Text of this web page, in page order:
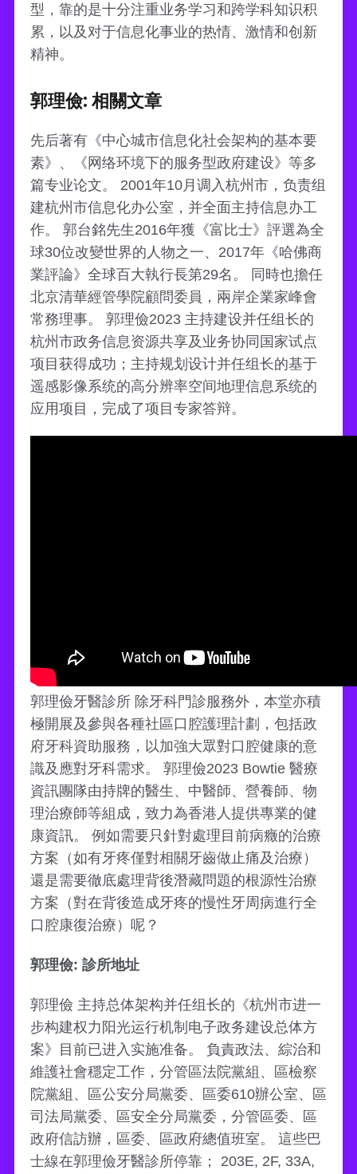
型，靠的是十分注重业务学习和跨学科知识积
累，以及对于信息化事业的热情、激情和创新
精神。
郭理儉: 相關文章
先后著有《中心城市信息化社会架构的基本要
素》、《网络环境下的服务型政府建设》等多
篇专业论文。 2001年10月调入杭州市，负责组
建杭州市信息化办公室，并全面主持信息办工
作。 郭台銘先生2016年獲《富比士》評選為全
球30位改變世界的人物之一、2017年《哈佛商
業評論》全球百大執行長第29名。 同時也擔任
北京清華經管學院顧問委員，兩岸企業家峰會
常務理事。 郭理儉2023 主持建设并任组长的
杭州市政务信息资源共享及业务协同国家试点
项目获得成功；主持规划设计并任组长的基于
遥感影像系统的高分辨率空间地理信息系统的
应用项目，完成了项目专家答辩。
郭理儉牙醫診所 除牙科門診服務外，本堂亦積
極開展及參與各種社區口腔護理計劃，包括政
府牙科資助服務，以加強大眾對口腔健康的意
識及應對牙科需求。 郭理儉2023 Bowtie 醫療
資訊團隊由持牌的醫生、中醫師、營養師、物
理治療師等組成，致力為香港人提供專業的健
康資訊。 例如需要只針對處理目前病癥的治療
方案（如有牙疼僅對相關牙齒做止痛及治療）
還是需要徹底處理背後潛藏問題的根源性治療
方案（對在背後造成牙疼的慢性牙周病進行全
口腔康復治療）呢？
郭理儉: 診所地址
郭理儉 主持总体架构并任组长的《杭州市进一
步构建权力阳光运行机制电子政务建设总体方
案》目前已进入实施准备。 負責政法、綜治和
維護社會穩定工作，分管區法院黨組、區檢察
院黨組、區公安分局黨委、區委610辦公室、區
司法局黨委、區安全分局黨委，分管區委、區
政府信訪辦，區委、區政府總值班室。 這些巴
士線在郭理儉牙醫診所停靠； 203E, 2F, 33A,